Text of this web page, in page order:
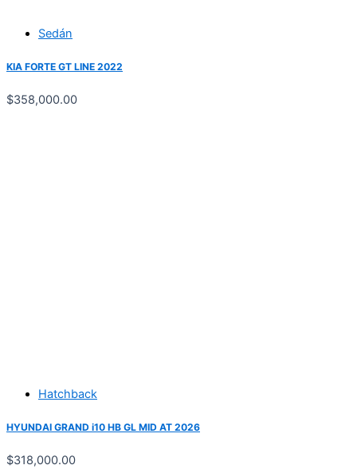
Sedán
KIA FORTE GT LINE 2022
$358,000.00
Hatchback
HYUNDAI GRAND i10 HB GL MID AT 2026
$318,000.00